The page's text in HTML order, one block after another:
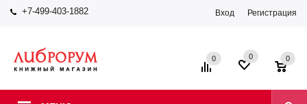
+7-499-403-1882 Вход Регистрация
0 0 0